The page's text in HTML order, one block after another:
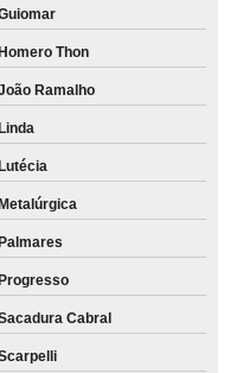
Thon
Ramalho
Cabral